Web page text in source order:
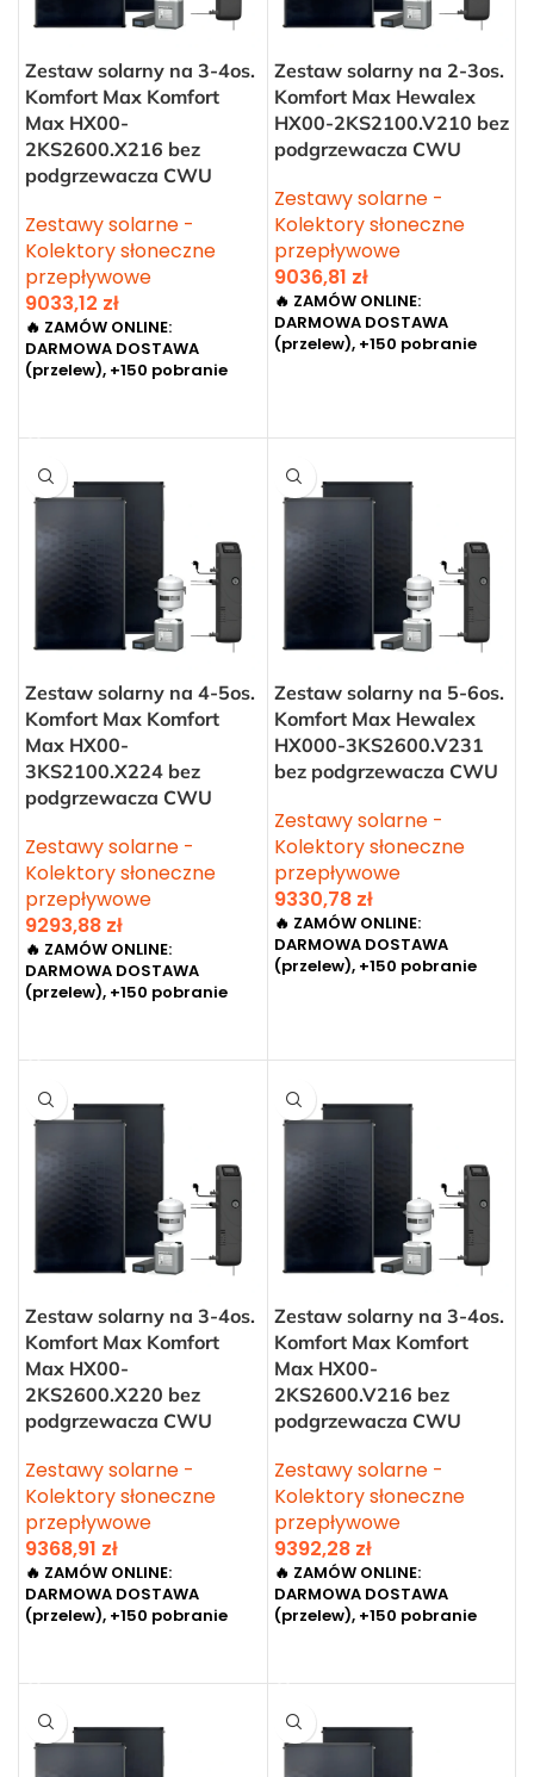
Zestaw solarny na 3-4os.
Komfort Max Komfort
Max HX00-
2KS2600.X216 bez
podgrzewacza CWU
Zestawy solarne -
Kolektory słoneczne
przepływowe
9033,12 zł
🔥 ZAMÓW ONLINE:
DARMOWA DOSTAWA
(przelew), +150 pobranie
Zestaw solarny na 2-3os.
Komfort Max Hewalex
HX00-2KS2100.V210 bez
podgrzewacza CWU
Zestawy solarne -
Kolektory słoneczne
przepływowe
9036,81 zł
🔥 ZAMÓW ONLINE:
DARMOWA DOSTAWA
(przelew), +150 pobranie
Zestaw solarny na 4-5os.
Komfort Max Komfort
Max HX00-
3KS2100.X224 bez
podgrzewacza CWU
Zestawy solarne -
Kolektory słoneczne
przepływowe
9293,88 zł
🔥 ZAMÓW ONLINE:
DARMOWA DOSTAWA
(przelew), +150 pobranie
Zestaw solarny na 5-6os.
Komfort Max Hewalex
HX000-3KS2600.V231
bez podgrzewacza CWU
Zestawy solarne -
Kolektory słoneczne
przepływowe
9330,78 zł
🔥 ZAMÓW ONLINE:
DARMOWA DOSTAWA
(przelew), +150 pobranie
Zestaw solarny na 3-4os.
Komfort Max Komfort
Max HX00-
2KS2600.X220 bez
podgrzewacza CWU
Zestawy solarne -
Kolektory słoneczne
przepływowe
9368,91 zł
🔥 ZAMÓW ONLINE:
DARMOWA DOSTAWA
(przelew), +150 pobranie
Zestaw solarny na 3-4os.
Komfort Max Komfort
Max HX00-
2KS2600.V216 bez
podgrzewacza CWU
Zestawy solarne -
Kolektory słoneczne
przepływowe
9392,28 zł
🔥 ZAMÓW ONLINE:
DARMOWA DOSTAWA
(przelew), +150 pobranie